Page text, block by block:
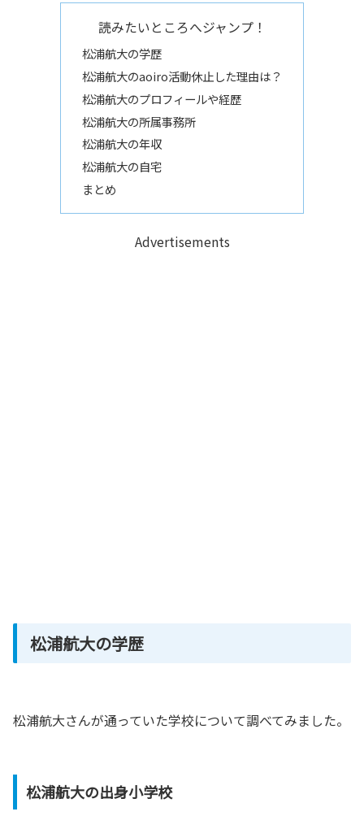
読みたいところへジャンプ！
松浦航大の学歴
松浦航大のaoiro活動休止した理由は？
松浦航大のプロフィールや経歴
松浦航大の所属事務所
松浦航大の年収
松浦航大の自宅
まとめ
Advertisements
松浦航大の学歴
松浦航大さんが通っていた学校について調べてみました。
松浦航大の出身小学校